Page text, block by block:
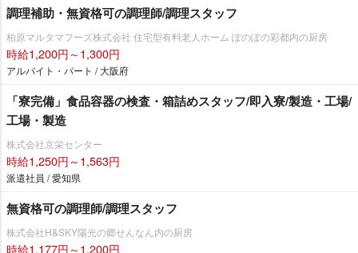
調理補助・無資格可の調理師/調理スタッフ
柏原マルタマフーズ株式会社 住宅型有料老人ホーム ぽのぽの彩都内の厨房
時給1,200円～1,300円
アルバイト・パート / 大阪府
「寮完備」食品容器の検査・箱詰めスタッフ/即入寮/製造・工場/
工場・製造
株式会社京栄センター
時給1,250円～1,563円
派遣社員 / 愛知県
無資格可の調理師/調理スタッフ
株式会社H&SKY陽光の郷せんなん内の厨房
時給1,177円～1,200円